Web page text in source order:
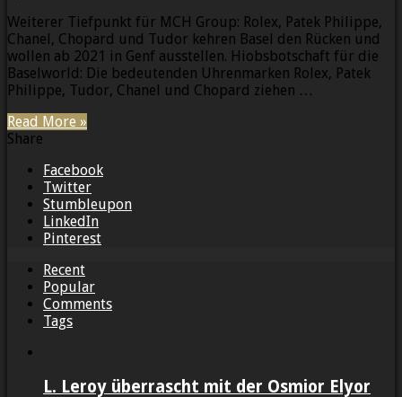
Weiterer Tiefpunkt für MCH Group: Rolex, Patek Philippe,
Chanel, Chopard und Tudor kehren Basel den Rücken und
wollen ab 2021 in Genf ausstellen. Hiobsbotschaft für die
Baselworld: Die bedeutenden Uhrenmarken Rolex, Patek
Philippe, Tudor, Chanel und Chopard ziehen …
Read More »
Share
Facebook
Twitter
Stumbleupon
LinkedIn
Pinterest
Recent
Popular
Comments
Tags
L. Leroy überrascht mit der Osmior Elyor